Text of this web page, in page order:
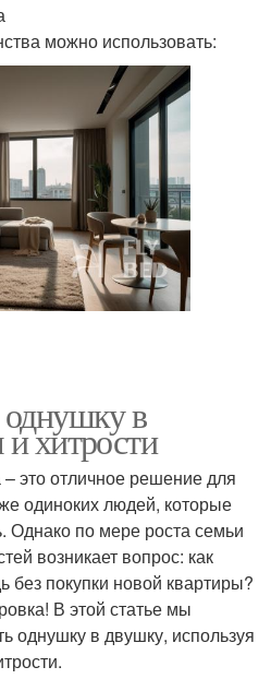
можно использовать:
однушку в
хитрости
это отличное решение для
одиноких людей, которые
Однако по мере роста семьи
возникает вопрос: как
покупки новой квартиры?
В этой статье мы
однушку в двушку, используя